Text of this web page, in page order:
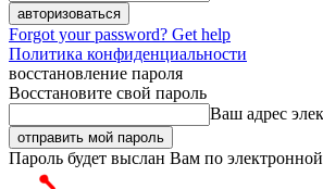
Forgot your password? Get help
Политика конфиденциальности
восстановление пароля
Восстановите свой пароль
Ваш адрес
Пароль будет выслан Вам по